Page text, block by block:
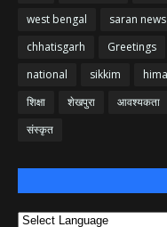
west bengal
saran news
chhatisgarh
Greetings
national
sikkim
शिक्षा
शेखपुरा आवश्यकता
संस्कृत